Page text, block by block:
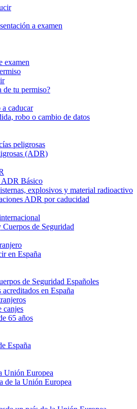
a examen
examen
de tu permiso?
caducar
robo o cambio de datos
peligrosas
(ADR)
ADR Básico
explosivos y material radioactivo
ADR por caducidad
de Seguridad
en España
de Seguridad Españoles
en España
canjes
65 años
España
Unión Europea
de la Unión Europea